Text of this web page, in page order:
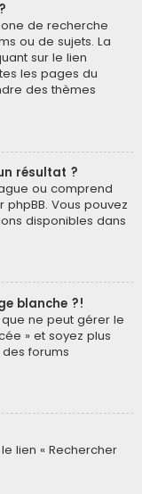
de recherche
ou de sujets. La
sur le lien
les pages du
des thèmes
résultat ?
ou comprend
Vous pouvez
disponibles dans
blanche ?!
ne peut gérer le
» et soyez plus
forums
lien « Rechercher